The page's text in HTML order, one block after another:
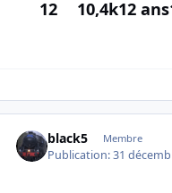
12 10,4k12 ans
black5 Membre
Publication:31